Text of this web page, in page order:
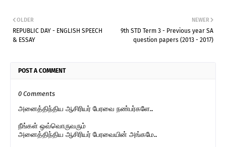
NEWER
9th STD Term 3 - Previous year SA
question papers (2013 - 2017)
OLDER
REPUBLIC DAY - ENGLISH SPEECH
& ESSAY
POST A COMMENT
0 Comments
அனைத்திந்திய ஆசிரியர் பேரவை நண்பர்களே..
நீங்கள் ஒவ்வொருவரும்
அனைத்திந்திய ஆசிரியர் பேரவையின் அங்கமே..